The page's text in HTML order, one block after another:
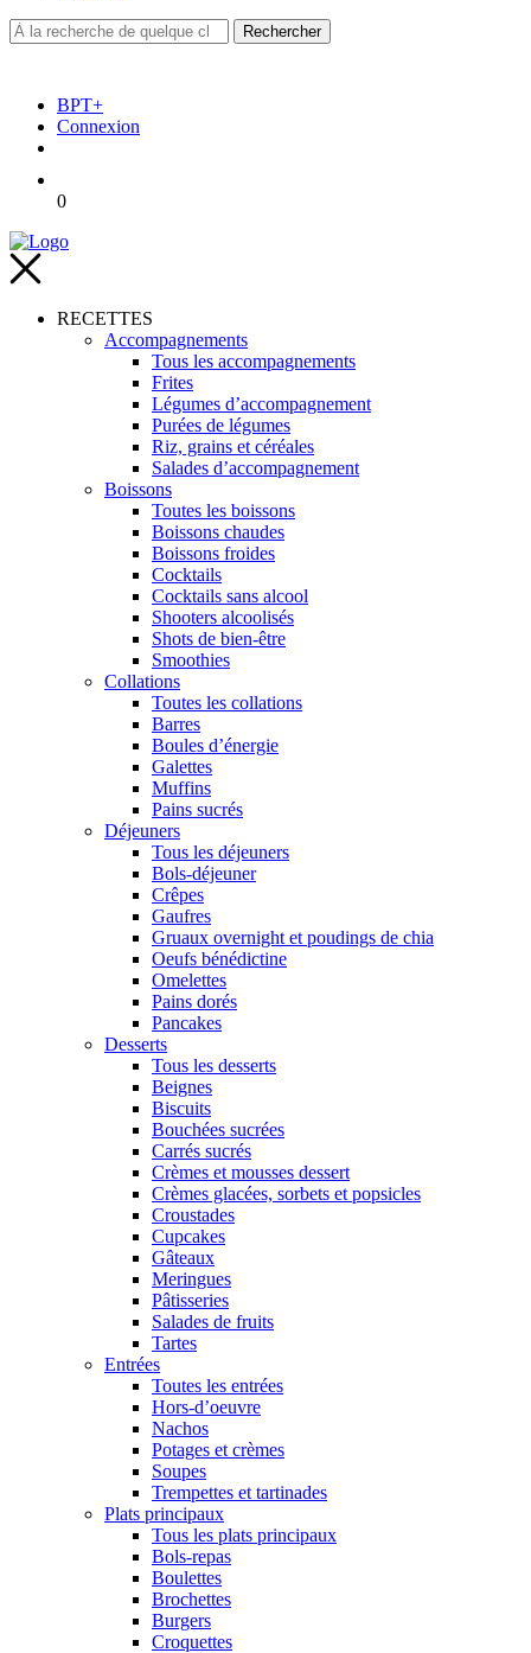
BPT+
Connexion
0
RECETTES
Accompagnements
Tous les accompagnements
Frites
Légumes d’accompagnement
Purées de légumes
Riz, grains et céréales
Salades d’accompagnement
Boissons
Toutes les boissons
Boissons chaudes
Boissons froides
Cocktails
Cocktails sans alcool
Shooters alcoolisés
Shots de bien-être
Smoothies
Collations
Toutes les collations
Barres
Boules d’énergie
Galettes
Muffins
Pains sucrés
Déjeuners
Tous les déjeuners
Bols-déjeuner
Crêpes
Gaufres
Gruaux overnight et poudings de chia
Oeufs bénédictine
Omelettes
Pains dorés
Pancakes
Desserts
Tous les desserts
Beignes
Biscuits
Bouchées sucrées
Carrés sucrés
Crèmes et mousses dessert
Crèmes glacées, sorbets et popsicles
Croustades
Cupcakes
Gâteaux
Meringues
Pâtisseries
Salades de fruits
Tartes
Entrées
Toutes les entrées
Hors-d’oeuvre
Nachos
Potages et crèmes
Soupes
Trempettes et tartinades
Plats principaux
Tous les plats principaux
Bols-repas
Boulettes
Brochettes
Burgers
Croquettes